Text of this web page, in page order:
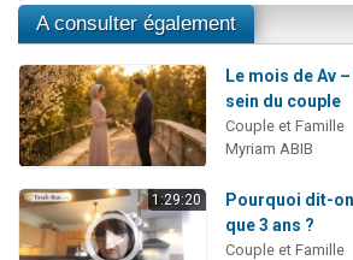
A consulter également
Le mois de Av
sein du couple
Couple et Famille
Myriam ABIB
1:29:20
Pourquoi dit-
que 3 ans ?
Couple et Famille